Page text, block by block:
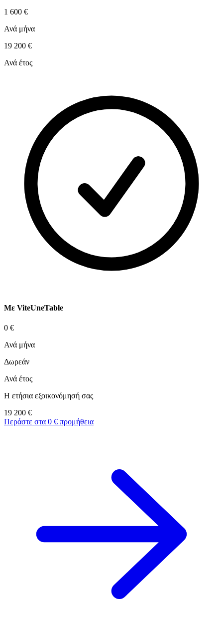
1 600 €
Ανά μήνα
19 200 €
Ανά έτος
Με ViteUneTable
0 €
Ανά μήνα
Δωρεάν
Ανά έτος
Η ετήσια εξοικονόμησή σας
19 200 €
Περάστε στα 0 € προμήθεια